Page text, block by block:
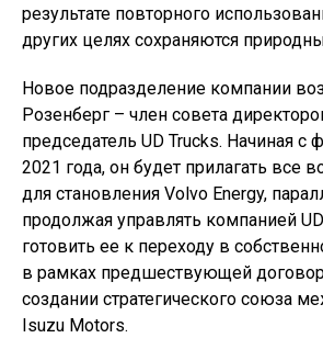
результате повторного
других целях сохраняются
Новое подразделение компании
Розенберг – член совета
председатель UD Trucks. Начиная с
2021 года, он будет прилагать все
для становления Volvo Energy,
продолжая управлять компанией
готовить ее к переходу в
в рамках предшествующей
создании стратегического союза
Isuzu Motors.